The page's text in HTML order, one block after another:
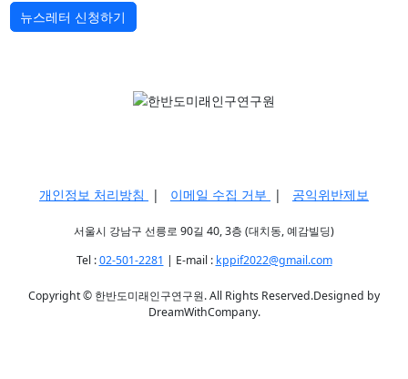
뉴스레터 신청하기
개인정보 처리방침 | 이메일 수집 거부 | 공익위반제보
서울시 강남구 선릉로 90길 40, 3층 (대치동, 예감빌딩)
Tel :02-501-2281 | E-mail : kppif2022@gmail.com
Copyright © 한반도미래인구연구원. All Rights Reserved.Designed by
DreamWithCompany.